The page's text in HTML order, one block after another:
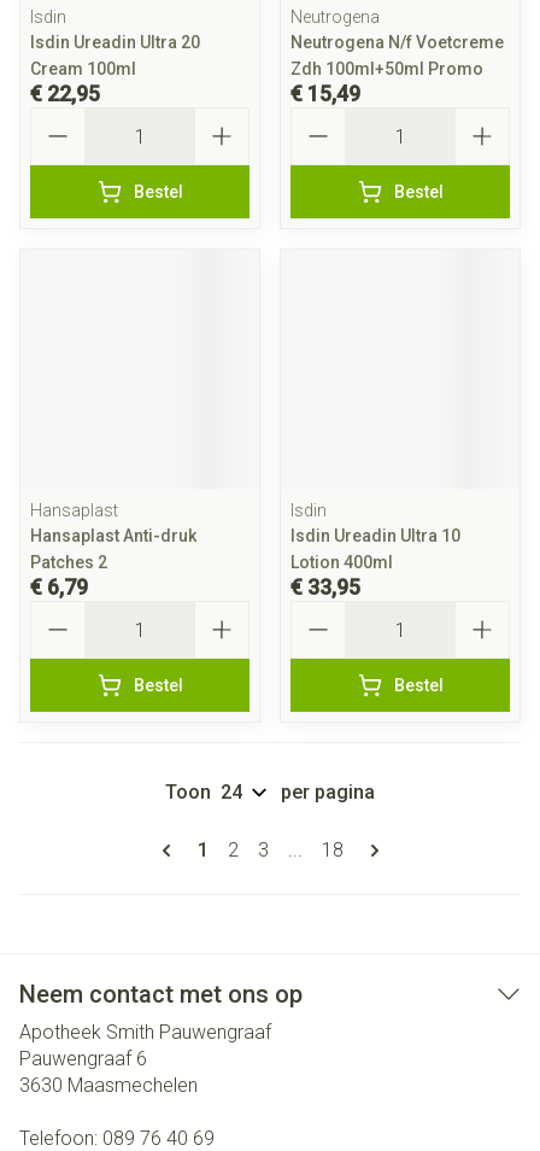
Isdin
Isdin Ureadin Ultra 20
Cream 100ml
€ 22,95
Bestel
Neutrogena
Neutrogena N/f Voetcreme
Zdh 100ml+50ml Promo
€ 15,49
Bestel
Hansaplast
Hansaplast Anti-druk
Patches 2
€ 6,79
Bestel
Isdin
Isdin Ureadin Ultra 10
Lotion 400ml
€ 33,95
Bestel
Pagina's
U lees momenteel pagina
1 Pagina
2 Pagina
3 ... Pagina
18
Toon per pagina
Neem contact met ons op
Apotheek Smith Pauwengraaf
Pauwengraaf 6
3630 Maasmechelen
Telefoon: 089 76 40 69